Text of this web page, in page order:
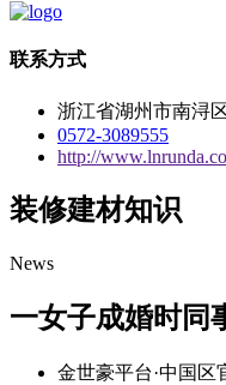
联系方式
浙江省湖州市南浔
0572-3089555
http://
装修建材知识
News
一女子成婚时同
金世豪平台·中国区